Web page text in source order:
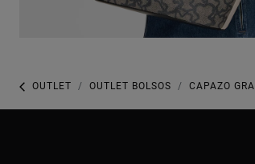
OUTLET OUTLET BOLSOS CAPAZO